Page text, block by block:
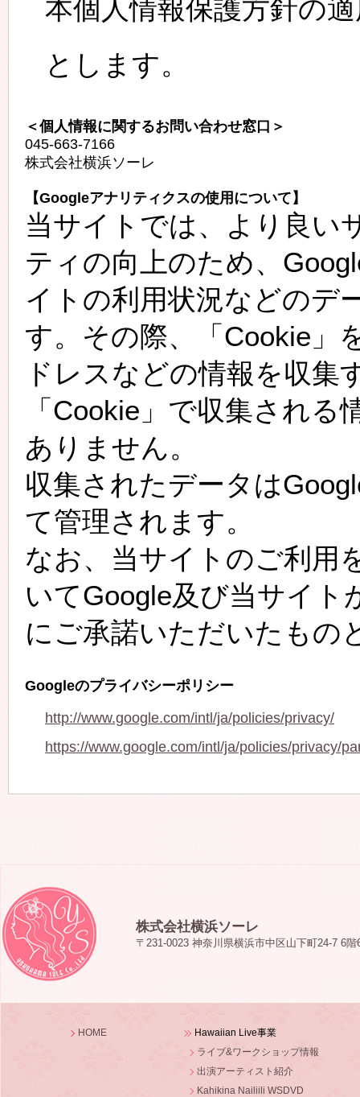
本個人情報保護方針の
とします。
＜個人情報に関するお問い合わせ窓口＞
045-663-7166
株式会社横浜ソーレ
【Googleアナリティクスの使用について】
当サイトでは、より良い
ティの向上のため、
イトの利用状況などのデ
す。その際、「Cookie」
ドレスなどの情報を収集
「Cookie」で収集され
ありません。
収集されたデータは
て管理されます。
なお、当サイトのご利用
いてGoogle及び当サイト
にご承諾いただいたもの
Googleのプライバシーポリシー
http://www.google.com/intl/ja/policies/privacy/
https://www.google.com/intl/ja/policies/privacy/
株式会社横浜ソーレ
〒231-0023 神奈川県横浜市中区山下町24-7 6階
HOME
Hawaiian Live事業
ライブ&ワークショップ情報
出演アーティスト紹介
Kahikina Nailiili WSDVD